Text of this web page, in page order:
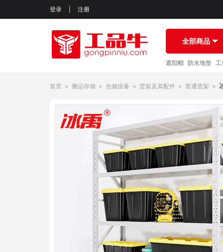
登录 注册
全部商品
遮阳帽 防水地垫 工
首页 > 搬运存储 > 仓储设备 > 货架及其配件 > 普通货架 >